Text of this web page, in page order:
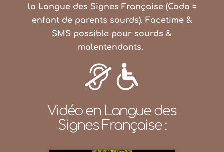
la Langue des Signes Française (Coda =
enfant de parents sourds). Facetime &
SMS possible pour sourds &
malentendants.
Vidéo en Langue des
Signes Française :